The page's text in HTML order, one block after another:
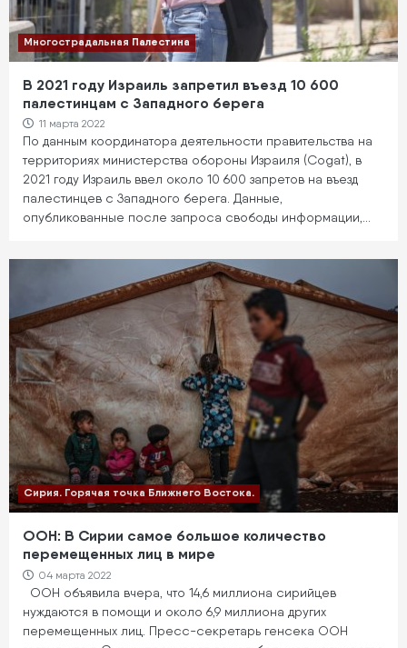
Многострадальная Палестина
В 2021 году Израиль запретил въезд 10 600
палестинцам с Западного берега
11 марта 2022
По данным координатора деятельности правительства на
территориях министерства обороны Израиля (Cogat), в
2021 году Израиль ввел около 10 600 запретов на въезд
палестинцев с Западного берега. Данные,
опубликованные после запроса свободы информации,…
Сирия. Горячая точка Ближнего Востока.
ООН: В Сирии самое большое количество
перемещенных лиц в мире
04 марта 2022
ООН объявила вчера, что 14,6 миллиона сирийцев
нуждаются в помощи и около 6,9 миллиона других
перемещенных лиц. Пресс-секретарь генсека ООН